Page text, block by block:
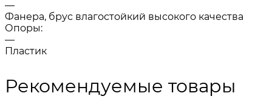
—
Фанера, брус влагостойкий высокого качества
Опоры:
—
Пластик
Рекомендуемые товары